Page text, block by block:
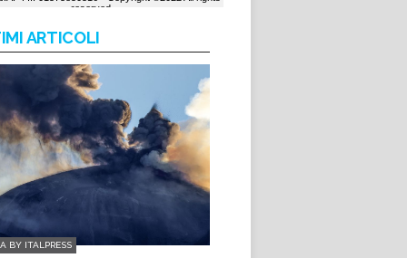
ARTICOLI
BY ITALPRESS